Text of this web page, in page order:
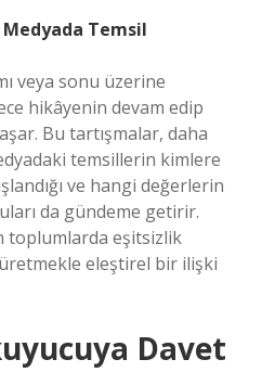
Temsil
veya sonu üzerine
hikâyenin devam edip
Bu tartışmalar, daha
temsillerin kimlere
ve hangi değerlerin
da gündeme getirir.
toplumlarda eşitsizlik
eleştirel bir ilişki
Davet